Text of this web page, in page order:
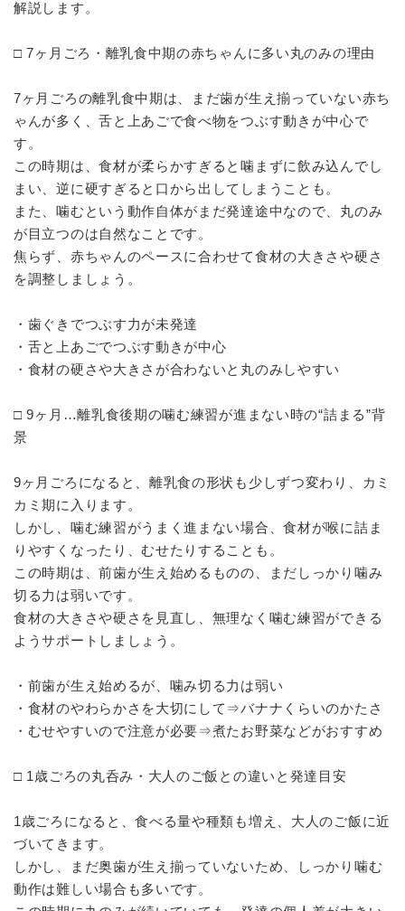
解説します。
□ 7ヶ月ごろ・離乳食中期の赤ちゃんに多い丸のみの理由
7ヶ月ごろの離乳食中期は、まだ歯が生え揃っていない赤ち
ゃんが多く、舌と上あごで食べ物をつぶす動きが中心で
す。
この時期は、食材が柔らかすぎると噛まずに飲み込んでし
まい、逆に硬すぎると口から出してしまうことも。
また、噛むという動作自体がまだ発達途中なので、丸のみ
が目立つのは自然なことです。
焦らず、赤ちゃんのペースに合わせて食材の大きさや硬さ
を調整しましょう。
・歯ぐきでつぶす力が未発達
・舌と上あごでつぶす動きが中心
・食材の硬さや大きさが合わないと丸のみしやすい
□ 9ヶ月…離乳食後期の噛む練習が進まない時の“詰まる”背
景
9ヶ月ごろになると、離乳食の形状も少しずつ変わり、カミ
カミ期に入ります。
しかし、噛む練習がうまく進まない場合、食材が喉に詰ま
りやすくなったり、むせたりすることも。
この時期は、前歯が生え始めるものの、まだしっかり噛み
切る力は弱いです。
食材の大きさや硬さを見直し、無理なく噛む練習ができる
ようサポートしましょう。
・前歯が生え始めるが、噛み切る力は弱い
・食材のやわらかさを大切にして⇒バナナくらいのかたさ
・むせやすいので注意が必要⇒煮たお野菜などがおすすめ
□ 1歳ごろの丸呑み・大人のご飯との違いと発達目安
1歳ごろになると、食べる量や種類も増え、大人のご飯に近
づいてきます。
しかし、まだ奥歯が生え揃っていないため、しっかり噛む
動作は難しい場合も多いです。